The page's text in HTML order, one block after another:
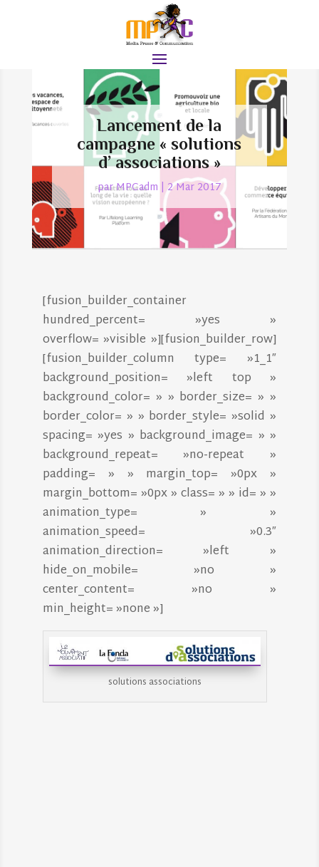
Lancement de la
campagne « solutions
d’ associations »
parMPCadm |2 Mar 2017
[fusion_builder_container
hundred_percent= »yes »
overflow= »visible »][fusion_builder_row]
[fusion_builder_column type= »1_1″
background_position= »left top »
background_color= » » border_size= » »
border_color= » » border_style= »solid »
spacing= »yes » background_image= » »
background_repeat= »no-repeat »
padding= » » margin_top= »0px »
margin_bottom= »0px » class= » » id= » »
animation_type= » »
animation_speed= »0.3″
animation_direction= »left »
hide_on_mobile= »no »
center_content= »no »
min_height= »none »]
solutions associations